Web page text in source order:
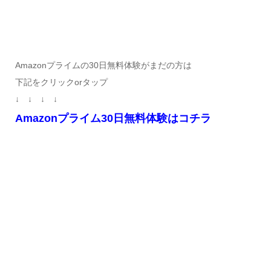
Amazonプライムの30日無料体験がまだの方は
下記をクリックorタップ
↓ ↓ ↓ ↓
Amazonプライム30日無料体験はコチラ